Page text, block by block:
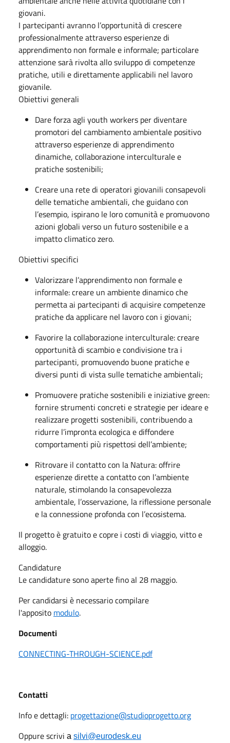
giovani.
I partecipanti avranno l’opportunità di crescere
professionalmente attraverso esperienze di
apprendimento non formale e informale; particolare
attenzione sarà rivolta allo sviluppo di competenze
pratiche, utili e direttamente applicabili nel lavoro
giovanile.
Obiettivi generali
Dare forza agli youth workers per diventare
promotori del cambiamento ambientale positivo
attraverso esperienze di apprendimento
dinamiche, collaborazione interculturale e
pratiche sostenibili;
Creare una rete di operatori giovanili consapevoli
delle tematiche ambientali, che guidano con
l’esempio, ispirano le loro comunità e promuovono
azioni globali verso un futuro sostenibile e a
impatto climatico zero.
Obiettivi specifici
Valorizzare l’apprendimento non formale e
informale: creare un ambiente dinamico che
permetta ai partecipanti di acquisire competenze
pratiche da applicare nel lavoro con i giovani;
Favorire la collaborazione interculturale: creare
opportunità di scambio e condivisione tra i
partecipanti, promuovendo buone pratiche e
diversi punti di vista sulle tematiche ambientali;
Promuovere pratiche sostenibili e iniziative green:
fornire strumenti concreti e strategie per ideare e
realizzare progetti sostenibili, contribuendo a
ridurre l’impronta ecologica e diffondere
comportamenti più rispettosi dell’ambiente;
Ritrovare il contatto con la Natura: offrire
esperienze dirette a contatto con l’ambiente
naturale, stimolando la consapevolezza
ambientale, l’osservazione, la riflessione personale
e la connessione profonda con l’ecosistema.
Il progetto è gratuito e copre i costi di viaggio, vitto e
alloggio.
Candidature
Le candidature sono aperte fino al 28 maggio.
Per candidarsi è necessario compilare
l'apposito modulo.
Documenti
CONNECTING-THROUGH-SCIENCE.pdf
Contatti
Info e dettagli: progettazione@studioprogetto.org
Oppure scrivi a silvi@eurodesk.eu